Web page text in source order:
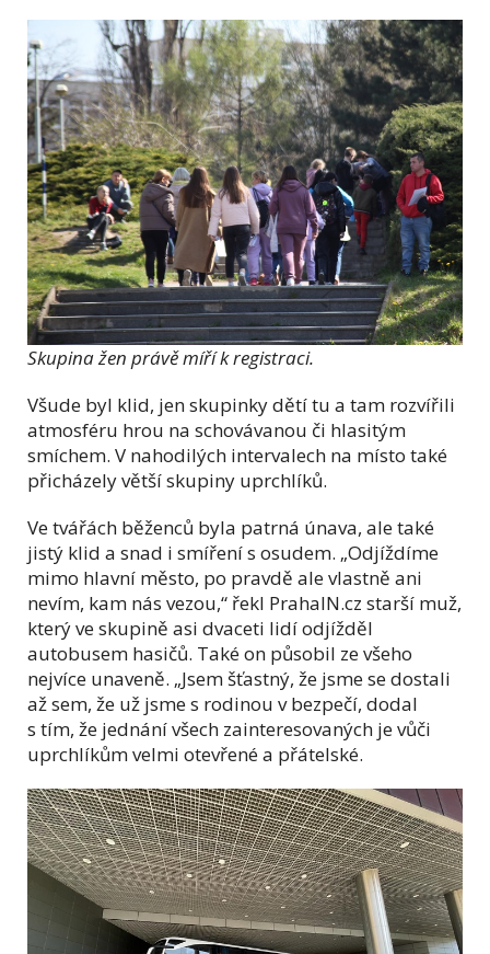
Skupina žen právě míří k registraci.
Všude byl klid, jen skupinky dětí tu a tam rozvířili
atmosféru hrou na schovávanou či hlasitým
smíchem. V nahodilých intervalech na místo také
přicházely větší skupiny uprchlíků.
Ve tvářách běženců byla patrná únava, ale také
jistý klid a snad i smíření s osudem. „Odjíždíme
mimo hlavní město, po pravdě ale vlastně ani
nevím, kam nás vezou,“ řekl PrahaIN.cz starší muž,
který ve skupině asi dvaceti lidí odjížděl
autobusem hasičů. Také on působil ze všeho
nejvíce unaveně. „Jsem šťastný, že jsme se dostali
až sem, že už jsme s rodinou v bezpečí, dodal
s tím, že jednání všech zainteresovaných je vůči
uprchlíkům velmi otevřené a přátelské.